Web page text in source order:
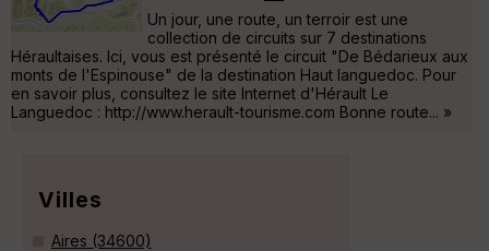
Un jour, une route, un terroir est une
collection de circuits sur 7 destinations
Héraultaises. Ici, vous est présenté le circuit "De Bédarieux aux
monts de l'Espinouse" de la destination Haut languedoc. Pour
en savoir plus, consultez le site Internet d'Hérault Le
Languedoc : http://www.herault-tourisme.com Bonne route... »
Villes
Aires (34600)